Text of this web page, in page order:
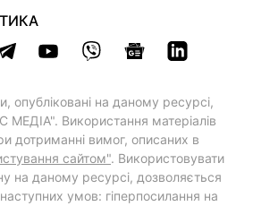
опубліковані на даному ресурсі,
Використання матеріалів
дотриманні вимог, описаних в
сайтом". Використовувати
на даному ресурсі, дозволяється
умов: гіперпосилання на